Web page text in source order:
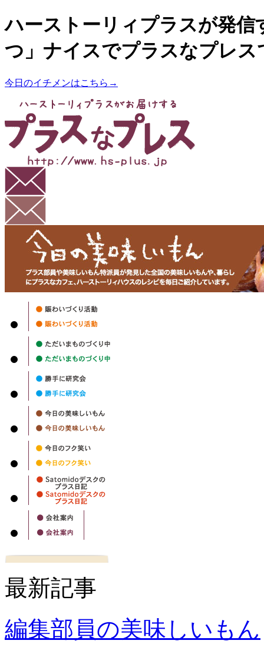
ハーストーリィプラスが発信
つ」ナイスでプラスなプレス
今日のイチメンはこちら→
最新記事
編集部員の美味しいもん